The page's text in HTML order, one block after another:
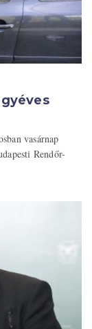
vasárnap
Rendőr-